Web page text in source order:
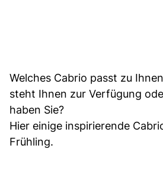
Welches Cabrio passt zu
steht Ihnen zur Verfügung
haben Sie?
Hier einige inspirierende
Frühling.